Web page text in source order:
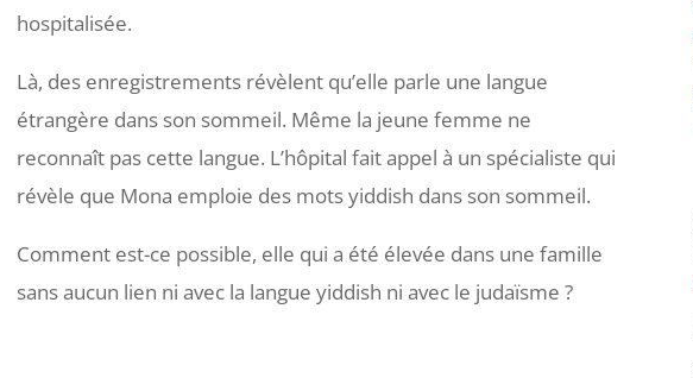
hospitalisée.
Là, des enregistrements révèlent qu’elle parle une langue
étrangère dans son sommeil. Même la jeune femme ne
reconnaît pas cette langue. L’hôpital fait appel à un spécialiste qui
révèle que Mona emploie des mots yiddish dans son sommeil.
Comment est-ce possible, elle qui a été élevée dans une famille
sans aucun lien ni avec la langue yiddish ni avec le judaïsme ?